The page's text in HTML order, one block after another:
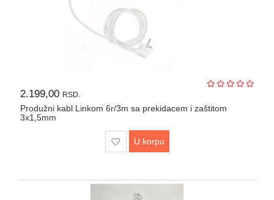
2.199,00 RSD.
Produžni kabl Linkom 6r/3m sa prekidacem i zaštitom
3x1,5mm
U korpu